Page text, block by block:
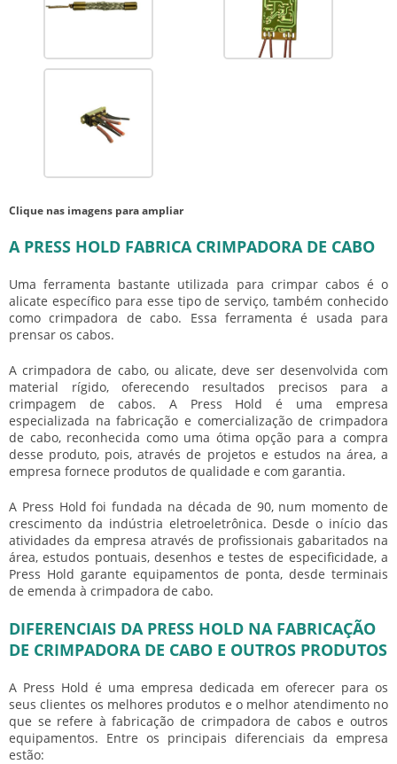
Clique nas imagens para ampliar
A PRESS HOLD FABRICA CRIMPADORA DE CABO
Uma ferramenta bastante utilizada para crimpar cabos é o
alicate específico para esse tipo de serviço, também conhecido
comocrimpadora de cabo. Essa ferramenta é usada para
prensar os cabos.
Acrimpadora de cabo, ou alicate, deve ser desenvolvida com
material rígido, oferecendo resultados precisos para a
crimpagem de cabos. A Press Hold é uma empresa
especializada na fabricação e comercialização de crimpadora
de cabo, reconhecida como uma ótima opção para a compra
desse produto, pois, através de projetos e estudos na área, a
empresa fornece produtos de qualidade e com garantia.
A Press Hold foi fundada na década de 90, num momento de
crescimento da indústria eletroeletrônica. Desde o início das
atividades da empresa através de profissionais gabaritados na
área, estudos pontuais, desenhos e testes de especificidade, a
Press Hold garante equipamentos de ponta, desde terminais
de emenda à crimpadora de cabo.
DIFERENCIAIS DA PRESS HOLD NA FABRICAÇÃO
DE CRIMPADORA DE CABO E OUTROS PRODUTOS
A Press Hold é uma empresa dedicada em oferecer para os
seus clientes os melhores produtos e o melhor atendimento no
que se refere à fabricação de crimpadora de cabos e outros
equipamentos. Entre os principais diferenciais da empresa
estão: